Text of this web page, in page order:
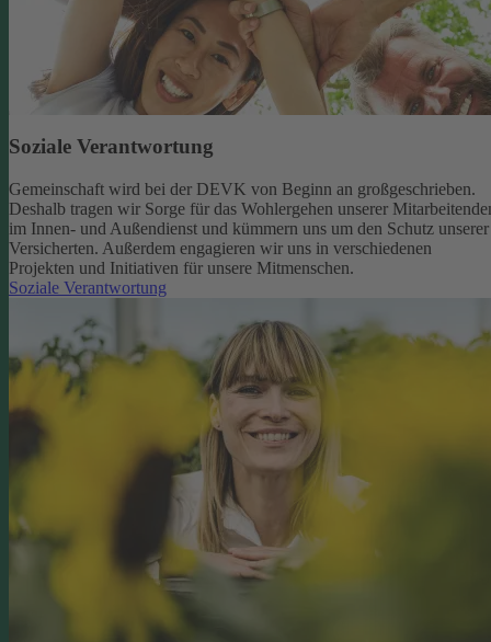
Soziale Verantwortung
Gemeinschaft wird bei der DEVK von Beginn an großgeschrieben.
Deshalb tragen wir Sorge für das Wohlergehen unserer
im Innen- und Außendienst und kümmern uns um den Schutz unserer
Versicherten. Außerdem engagieren wir uns in verschiedenen
Projekten und Initiativen für unsere Mitmenschen.
Soziale Verantwortung